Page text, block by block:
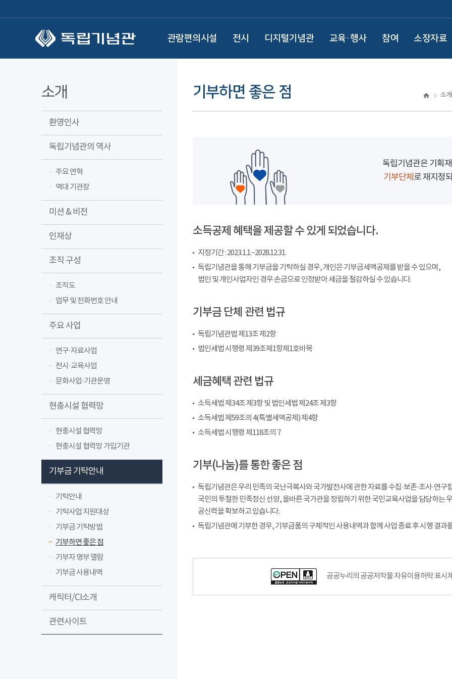
관람편의시설 전시 디지털기념관 교육·행사 참여 소장자료
소개
환영인사
독립기념관의 역사
주요 연혁
역대 기관장
미션 & 비전
인재상
조직 구성
조직도
업무 및 전화번호 안내
주요 사업
연구·자료사업
전시·교육사업
문화사업·기관운영
현충시설 협력망
현충시설 협력망
현충시설 협력망 가입기관
기부금 기탁안내
기탁안내
기탁사업 지원대상
기부금 기탁방법
기부하면 좋은 점
기부자 명부 열람
기부금 사용내역
캐릭터/CI소개
관련사이트
기부하면 좋은 점 소개
독립기념관은 기획
기부단체 로 재지정
소득공제 혜택을 제공할 수 있게 되었습니다.
지정기간 : 2023.1.1.~2028.12.31.
독립기념관을 통해 기부금을 기탁하실 경우, 개인은 기부금세액공제를 받을 수 있으며,
법인 및 개인사업자인 경우 손금으로 인정받아 세금을 절감하실 수 있습니다.
기부금 단체 관련 법규
독립기념관법 제13조 제2항
법인세법 시행령 제39조제1항제1호바목
세금혜택 관련 법규
소득세법 제34조 제3항 및 법인세법 제24조 제3항
소득세법 제59조의 4(특별세액공제) 제4항
소득세법 시행령 제118조의 7
기부(나눔)를 통한 좋은 점
독립기념관은 우리 민족의 국난극복사와 국가발전사에 관한 자료를 수집·보존·조사·연구
국민의 투철한 민족정신 선양, 올바른 국가관을 정립하기 위한 국민교육사업을 담당하는
공신력을 확보하고 있습니다.
독립기념관에 기부한 경우, 기부금품의 구체적인 사용내역과 함께 사업 종료 후 시행 결
공공누리공공저작물자유이용허락–출처표시이미지
공공누리의 공공저작물 자유이용허락 표시